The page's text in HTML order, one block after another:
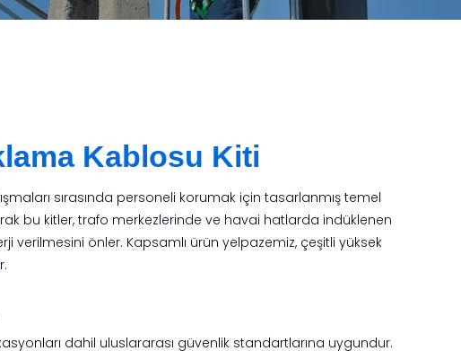
Kablosu Kiti
sırasında personeli korumak için tasarlanmış temel
bu kitler, trafo merkezlerinde ve havai hatlarda indüklenen
verilmesini önler. Kapsamlı ürün yelpazemiz, çeşitli yüksek
dahil uluslararası güvenlik standartlarına uygundur.